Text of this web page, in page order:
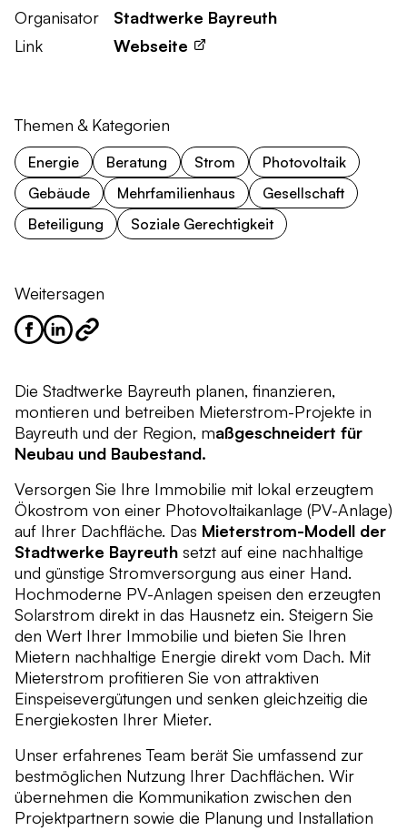
Organisator
Stadtwerke Bayreuth
Link
Webseite
Themen & Kategorien
Energie Beratung Strom
Photovoltaik
Gebäude
Mehrfamilienhaus
Gesellschaft
Beteiligung
Soziale Gerechtigkeit
Weitersagen
Die Stadtwerke Bayreuth planen, finanzieren,
montieren und betreiben Mieterstrom-Projekte in
Bayreuth und der Region, maßgeschneidert für
Neubau und Baubestand.
Versorgen Sie Ihre Immobilie mit lokal erzeugtem
Ökostrom von einer Photovoltaikanlage (PV-Anlage)
auf Ihrer Dachfläche. Das Mieterstrom-Modell der
Stadtwerke Bayreuth setzt auf eine nachhaltige
und günstige Stromversorgung aus einer Hand.
Hochmoderne PV-Anlagen speisen den erzeugten
Solarstrom direkt in das Hausnetz ein. Steigern Sie
den Wert Ihrer Immobilie und bieten Sie Ihren
Mietern nachhaltige Energie direkt vom Dach. Mit
Mieterstrom profitieren Sie von attraktiven
Einspeisevergütungen und senken gleichzeitig die
Energiekosten Ihrer Mieter.
Unser erfahrenes Team berät Sie umfassend zur
bestmöglichen Nutzung Ihrer Dachflächen. Wir
übernehmen die Kommunikation zwischen den
Projektpartnern sowie die Planung und Installation